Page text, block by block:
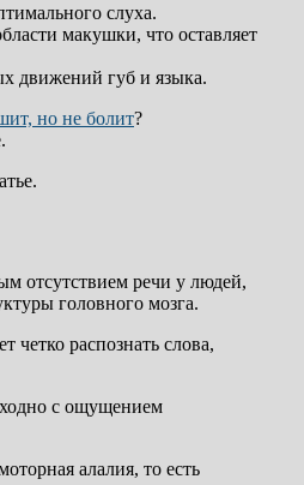
слуха.
макушки, что оставляет
движений губ и языка.
но не болит?
отсутствием речи у людей,
головного мозга.
четко распознать слова,
с ощущением
алалия, то есть